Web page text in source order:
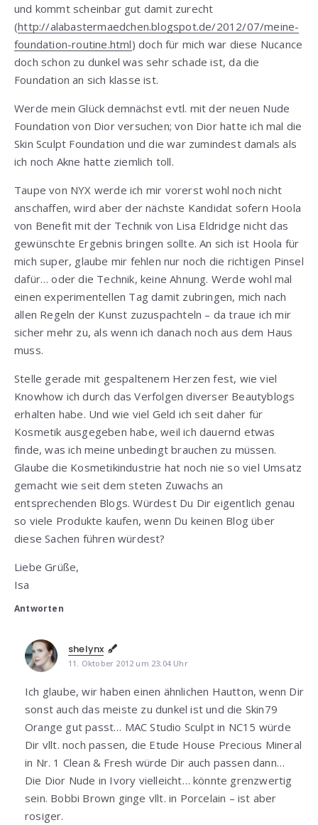
und kommt scheinbar gut damit zurecht
(http://alabastermaedchen.blogspot.de/2012/07/meine-
foundation-routine.html) doch für mich war diese Nucance
doch schon zu dunkel was sehr schade ist, da die
Foundation an sich klasse ist.
Werde mein Glück demnächst evtl. mit der neuen Nude
Foundation von Dior versuchen; von Dior hatte ich mal die
Skin Sculpt Foundation und die war zumindest damals als
ich noch Akne hatte ziemlich toll.
Taupe von NYX werde ich mir vorerst wohl noch nicht
anschaffen, wird aber der nächste Kandidat sofern Hoola
von Benefit mit der Technik von Lisa Eldridge nicht das
gewünschte Ergebnis bringen sollte. An sich ist Hoola für
mich super, glaube mir fehlen nur noch die richtigen Pinsel
dafür… oder die Technik, keine Ahnung. Werde wohl mal
einen experimentellen Tag damit zubringen, mich nach
allen Regeln der Kunst zuzuspachteln – da traue ich mir
sicher mehr zu, als wenn ich danach noch aus dem Haus
muss.
Stelle gerade mit gespaltenem Herzen fest, wie viel
Knowhow ich durch das Verfolgen diverser Beautyblogs
erhalten habe. Und wie viel Geld ich seit daher für
Kosmetik ausgegeben habe, weil ich dauernd etwas
finde, was ich meine unbedingt brauchen zu müssen.
Glaube die Kosmetikindustrie hat noch nie so viel Umsatz
gemacht wie seit dem steten Zuwachs an
entsprechenden Blogs. Würdest Du Dir eigentlich genau
so viele Produkte kaufen, wenn Du keinen Blog über
diese Sachen führen würdest?
Liebe Grüße,
Isa
Antworten
shelynx
11. Oktober 2012 um 23:04 Uhr
Ich glaube, wir haben einen ähnlichen Hautton, wenn Dir
sonst auch das meiste zu dunkel ist und die Skin79
Orange gut passt… MAC Studio Sculpt in NC15 würde
Dir vllt. noch passen, die Etude House Precious Mineral
in Nr. 1 Clean & Fresh würde Dir auch passen dann…
Die Dior Nude in Ivory vielleicht… könnte grenzwertig
sein. Bobbi Brown ginge vllt. in Porcelain – ist aber
rosiger.